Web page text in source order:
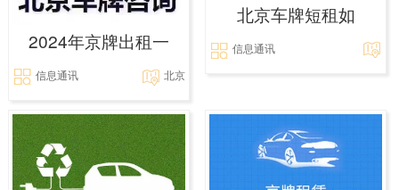
2024年京牌出租一
信息通讯 北京
北京车牌短租如
信息通讯